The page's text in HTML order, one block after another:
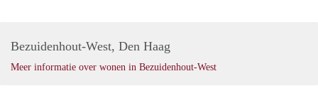
Bezuidenhout-West, Den Haag
Meer informatie over wonen in Bezuidenhout-West